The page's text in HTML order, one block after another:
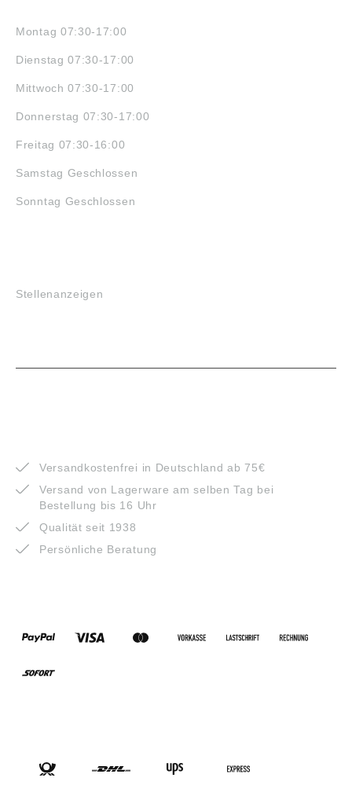
Montag 07:30-17:00
Dienstag 07:30-17:00
Mittwoch 07:30-17:00
Donnerstag 07:30-17:00
Freitag 07:30-16:00
Samstag Geschlossen
Sonntag Geschlossen
Stellenanzeigen
Versandkostenfrei in Deutschland ab 75€
Versand von Lagerware am selben Tag bei
Bestellung bis 16 Uhr
Qualität seit 1938
Persönliche Beratung